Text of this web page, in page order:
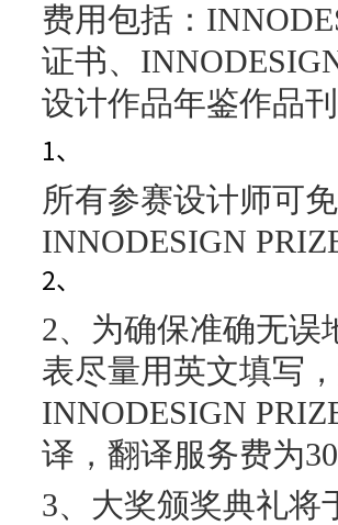
费用包括：
证书、
设计作品年鉴作品
1、
所有参赛设计师可
INNODESIGN
2、
2、为确保准确无误
表尽量用英文填写
INNODESIGN
译，翻译服务费为
3、大奖颁奖典礼将